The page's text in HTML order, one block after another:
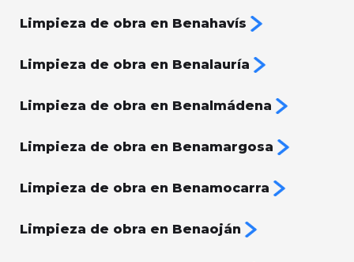
Limpieza de obra en Benahavís
Limpieza de obra en Benalauría
Limpieza de obra en Benalmádena
Limpieza de obra en Benamargosa
Limpieza de obra en Benamocarra
Limpieza de obra en Benaoján